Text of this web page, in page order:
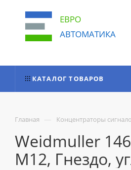
ЕВРО
АВТОМАТИКА
КАТАЛОГ ТОВАРОВ
Главная — Концентраторы
Weidmuller
M12, Гнездо,